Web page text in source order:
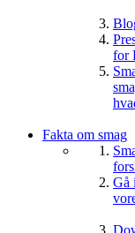
for
Fakta om smag
Gå